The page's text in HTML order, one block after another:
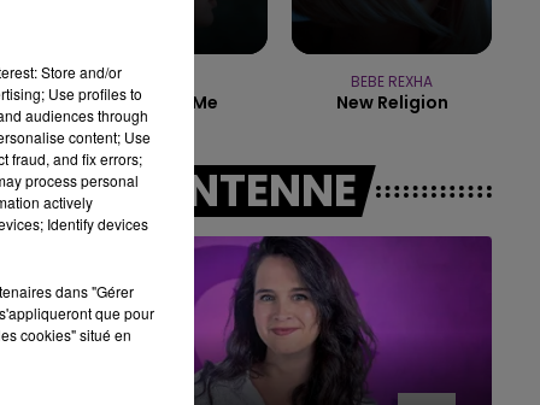
16h00 - 20h00
LE WEEK-END CHAMPAGNE FM
Easy On Me
BEBE REXHA
New Religion
A L'ANTENNE
Store and/or
Use profiles to
audiences through
content; Use
fraud, and fix errors;
process personal
actively
Identify devices
dans "Gérer
que pour
cookies" situé en